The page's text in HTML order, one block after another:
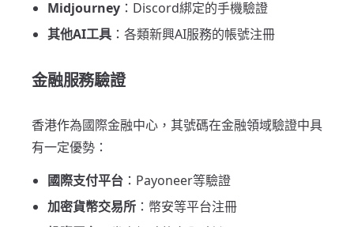
Midjourney ：Discord綁定的手機驗證
其他AI工具 ：各類新興AI服務的帳號注冊
金融服務驗證
香港作為國際金融中心，其號碼在金融領域驗證中具
有一定優勢：
國際支付平台 ：Payoneer等驗證
加密貨幣交易所 ：幣安等平台注冊